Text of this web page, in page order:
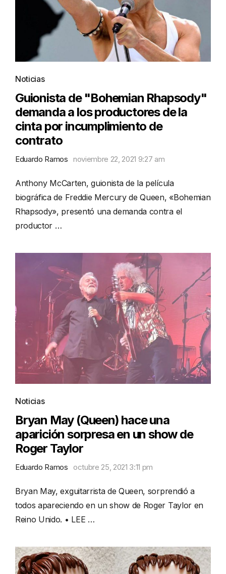
Noticias
Guionista de "Bohemian Rhapsody"
demanda a los productores de la
cinta por incumplimiento de
contrato
Eduardo Ramos noviembre 22, 2021 9:27 am
Anthony McCarten, guionista de la película
biográfica de Freddie Mercury de Queen, «Bohemian
Rhapsody», presentó una demanda contra el
productor …
Noticias
Bryan May (Queen) hace una
aparición sorpresa en un show de
Roger Taylor
Eduardo Ramos octubre 25, 2021 3:11 pm
Bryan May, exguitarrista de Queen, sorprendió a
todos apareciendo en un show de Roger Taylor en
Reino Unido. • LEE …